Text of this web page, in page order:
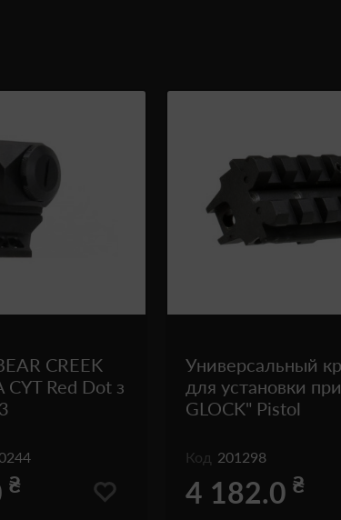
CREEK
CYT Red Dot з
₴
Универсальный
для установки
GLOCK" Pistol
Код 201298
4 182.0 ₴